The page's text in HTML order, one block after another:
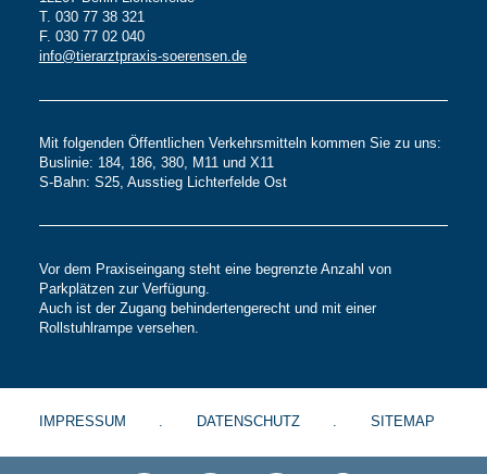
T. 030 77 38 321
F. 030 77 02 040
info@tierarztpraxis-soerensen.de
Mit folgenden Öffentlichen Verkehrsmitteln kommen Sie zu uns:
Buslinie: 184, 186, 380, M11 und X11
S-Bahn: S25, Ausstieg Lichterfelde Ost
Vor dem Praxiseingang steht eine begrenzte Anzahl von
Parkplätzen zur Verfügung.
Auch ist der Zugang behindertengerecht und mit einer
Rollstuhlrampe versehen.
IMPRESSUM DATENSCHUTZ SITEMAP